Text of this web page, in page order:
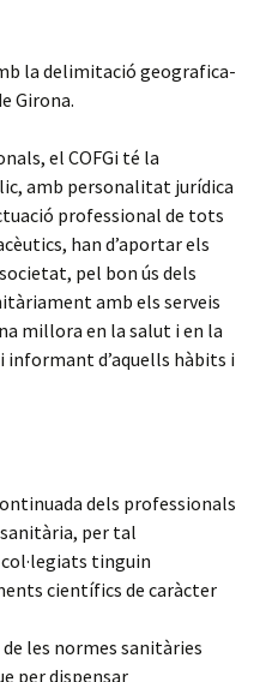
la delimitació geografica-
Girona.
el COFGi té la
amb personalitat jurídica
professional de tots
han d’aportar els
pel bon ús dels
amb els serveis
millora en la salut i en la
informant d’aquells hàbits i
dels professionals
per tal
tinguin
científics de caràcter
les normes sanitàries
per dispensar